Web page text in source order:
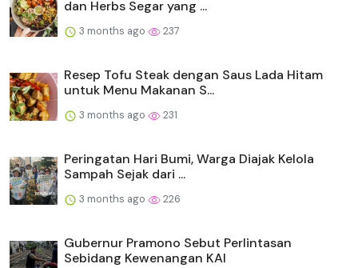
dan Herbs Segar yang ...
3 months ago 237
Resep Tofu Steak dengan Saus Lada Hitam
untuk Menu Makanan S...
3 months ago 231
Peringatan Hari Bumi, Warga Diajak Kelola
Sampah Sejak dari ...
3 months ago 226
Gubernur Pramono Sebut Perlintasan
Sebidang Kewenangan KAI